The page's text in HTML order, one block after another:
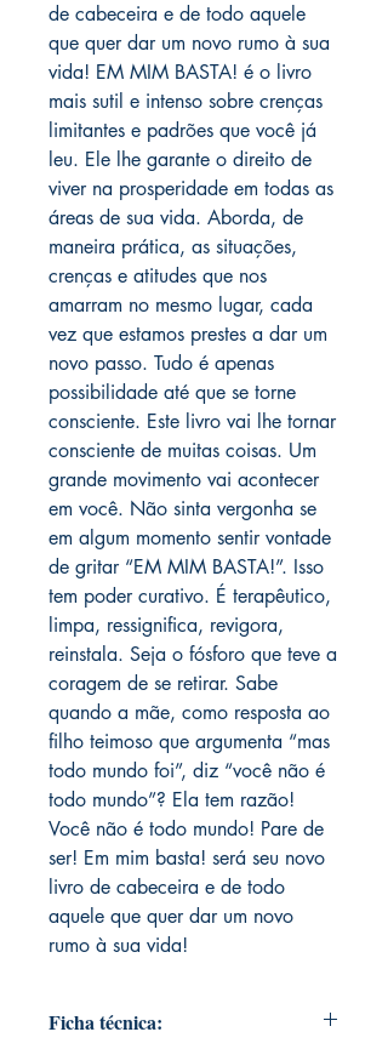
de cabeceira e de todo aquele
que quer dar um novo rumo à sua
vida! EM MIM BASTA! é o livro
mais sutil e intenso sobre crenças
limitantes e padrões que você já
leu. Ele lhe garante o direito de
viver na prosperidade em todas as
áreas de sua vida. Aborda, de
maneira prática, as situações,
crenças e atitudes que nos
amarram no mesmo lugar, cada
vez que estamos prestes a dar um
novo passo. Tudo é apenas
possibilidade até que se torne
consciente. Este livro vai lhe tornar
consciente de muitas coisas. Um
grande movimento vai acontecer
em você. Não sinta vergonha se
em algum momento sentir vontade
de gritar “EM MIM BASTA!”. Isso
tem poder curativo. É terapêutico,
limpa, ressignifica, revigora,
reinstala. Seja o fósforo que teve a
coragem de se retirar. Sabe
quando a mãe, como resposta ao
filho teimoso que argumenta “mas
todo mundo foi”, diz “você não é
todo mundo”? Ela tem razão!
Você não é todo mundo! Pare de
ser! Em mim basta! será seu novo
livro de cabeceira e de todo
aquele que quer dar um novo
rumo à sua vida!
Ficha técnica: